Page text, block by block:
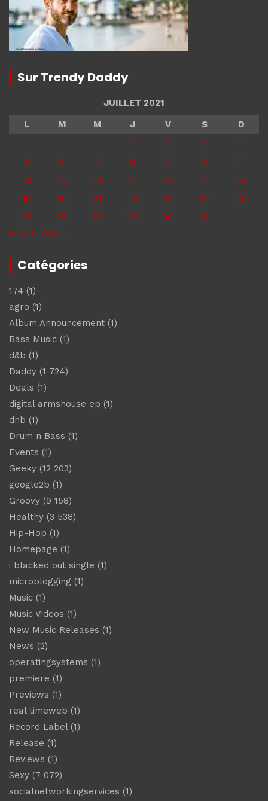
Sur Trendy Daddy
JUILLET 2021
L
M M J V S
D
1
2 3
4
5
6 7 8 9 10
11
12
13 14 15 16 17
18
19
20 21 22 23 24
25
26
27 28 29 30
31
« Juin
Août »
Catégories
174 (1)
agro (1)
Album Announcement (1)
Bass Music (1)
d&b (1)
Daddy (1 724)
Deals (1)
digital armshouse ep (1)
dnb (1)
Drum n Bass (1)
Events (1)
Geeky (12 203)
google2b (1)
Groovy (9 158)
Healthy (3 538)
Hip-Hop (1)
Homepage (1)
i blacked out single (1)
microblogging (1)
Music (1)
Music Videos (1)
New Music Releases (1)
News (2)
operatingsystems (1)
premiere (1)
Previews (1)
real timeweb (1)
Record Label(1)
Release (1)
Reviews (1)
Sexy (7 072)
socialnetworkingservices (1)